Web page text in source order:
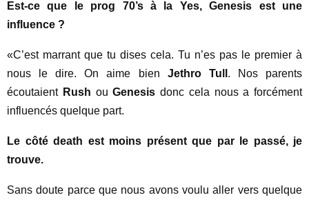
Est-ce que le prog 70’s à la Yes, Genesis est une
influence ?
«C’est marrant que tu dises cela. Tu n’es pas le premier à
nous le dire. On aime bien Jethro Tull . Nos parents
écoutaient Rush ouGenesis donc cela nous a forcément
influencés quelque part.
Le côté death est moins présent que par le passé, je
trouve.
Sans doute parce que nous avons voulu aller vers quelque